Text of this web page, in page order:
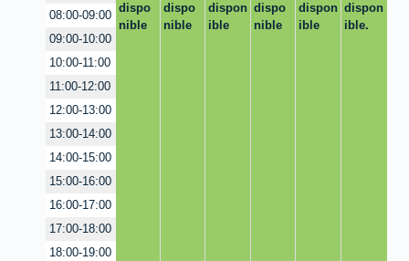
dispo
nible
dispo
nible
dispon
ible
dispo
nible
dispon
ible
dispon
ible.
08:00-09:00
09:00-10:00
10:00-11:00
11:00-12:00
12:00-13:00
13:00-14:00
14:00-15:00
15:00-16:00
16:00-17:00
17:00-18:00
18:00-19:00